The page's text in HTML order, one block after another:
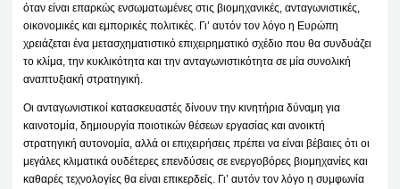
όταν είναι επαρκώς ενσωματωμένες στις βιομηχανικές, ανταγωνιστικές,
οικονομικές και εμπορικές πολιτικές. Γι’ αυτόν τον λόγο η Ευρώπη
χρειάζεται ένα μετασχηματιστικό επιχειρηματικό σχέδιο που θα συνδυάζει
το κλίμα, την κυκλικότητα και την ανταγωνιστικότητα σε μία συνολική
αναπτυξιακή στρατηγική.
Οι ανταγωνιστικοί κατασκευαστές δίνουν την κινητήρια δύναμη για
καινοτομία, δημιουργία ποιοτικών θέσεων εργασίας και ανοικτή
στρατηγική αυτονομία, αλλά οι επιχειρήσεις πρέπει να είναι βέβαιες ότι οι
μεγάλες κλιματικά ουδέτερες επενδύσεις σε ενεργοβόρες βιομηχανίες και
καθαρές τεχνολογίες θα είναι επικερδείς. Γι’ αυτόν τον λόγο η συμφωνία